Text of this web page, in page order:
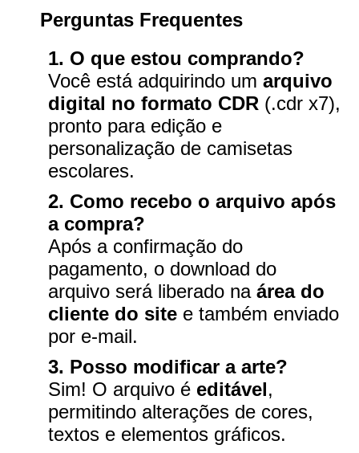
Perguntas Frequentes
1. O que estou comprando?
Você está adquirindo um arquivo
digital no formato CDR (.cdr x7),
pronto para edição e
personalização de camisetas
escolares.
2. Como recebo o arquivo após
a compra?
Após a confirmação do
pagamento, o download do
arquivo será liberado na área do
cliente do site e também enviado
por e-mail.
3. Posso modificar a arte?
Sim! O arquivo é editável,
permitindo alterações de cores,
textos e elementos gráficos.